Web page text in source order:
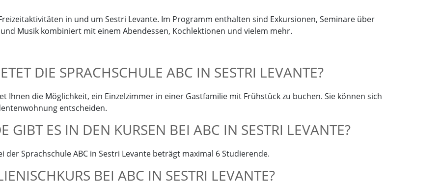
in und um Sestri Levante. Im Programm enthalten sind Exkursionen, Seminare über
Musik kombiniert mit einem Abendessen, Kochlektionen und vielem mehr.
DIE SPRACHSCHULE ABC IN SESTRI LEVANTE?
Ihnen die Möglichkeit, ein Einzelzimmer in einer Gastfamilie mit Frühstück zu buchen. Sie können sich
entscheiden.
GIBT ES IN DEN KURSEN BEI ABC IN SESTRI LEVANTE?
der Sprachschule ABC in Sestri Levante beträgt maximal 6 Studierende.
BEI ABC IN SESTRI LEVANTE?